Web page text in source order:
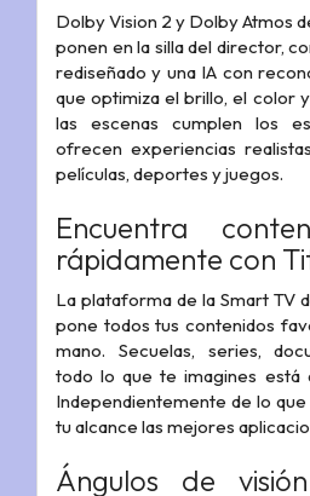
Dolby Vision 2 y Dolby Atmos
ponen en la silla del director,
rediseñado y una IA con
que optimiza el brillo, el color
las escenas cumplen los
ofrecen experiencias
películas, deportes y juegos.
Encuentra
rápidamente con
La plataforma de la Smart TV
pone todos tus contenidos
mano. Secuelas, series,
todo lo que te imagines está
Independientemente de lo
tu alcance las mejores
Ángulos de